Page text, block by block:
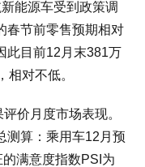
能源车受到政策调
春节前零售预期相对
此目前12月末381万
相对不低。
价月度市场表现。
测算：乘用车12月预
满意度指数PSI为